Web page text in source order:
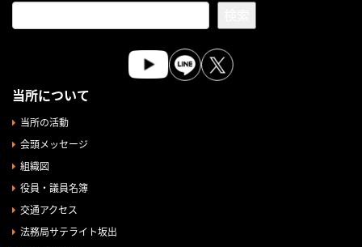
当所について
当所の活動
会頭メッセージ
組織図
役員・議員名簿
交通アクセス
法務局サテライト坂出